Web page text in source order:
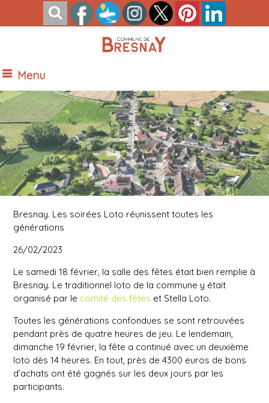
Menu
Bresnay. Les soirées Loto réunissent toutes les
générations
26/02/2023
Le samedi 18 février, la salle des fêtes était bien remplie à
Bresnay. Le traditionnel loto de la commune y était
organisé par le comité des fêtes et Stella Loto.
Toutes les générations confondues se sont retrouvées
pendant près de quatre heures de jeu. Le lendemain,
dimanche 19 février, la fête a continué avec un deuxième
loto dès 14 heures. En tout, près de 4300 euros de bons
d’achats ont été gagnés sur les deux jours par les
participants.